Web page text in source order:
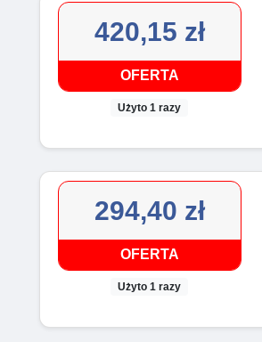
420,15 zł
OFERTA
Użyto 1 razy
294,40 zł
OFERTA
Użyto 1 razy